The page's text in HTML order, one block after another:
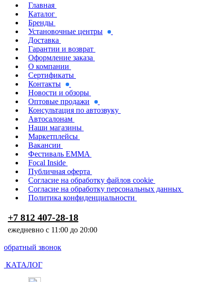
Главная
Каталог
Бренды
Установочные центры
Доставка
Гарантии и возврат
Оформление заказа
О компании
Сертификаты
Контакты
Новости и обзоры
Оптовые продажи
Консультация по автозвуку
Автосалонам
Наши магазины
Маркетплейсы
Вакансии
Фестиваль EMMA
Focal Inside
Публичная оферта
Согласие на обработку файлов cookie
Согласие на обработку персональных данных
Политика конфиденциальности
+7 812 407-28-18
ежедневно с 11:00 до 20:00
обратный звонок
КАТАЛОГ